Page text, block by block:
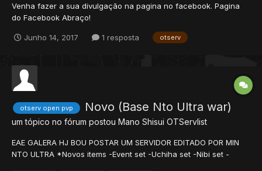
Venha fazer a sua divulgação na pagina no facebook. Pagina
do Facebook Abraço!
Junho 14, 2017 1 resposta otserv
otserv open pvp Novo (Base Nto Ultra war)
um tópico no fórum postou Mano Shisui OTServlist
EAE GALERA HJ BOU POSTAR UM SERVIDOR EDITADO POR MIN
NTO ULTRA *Novos items -Event set -Uchiha set -Nibi set -